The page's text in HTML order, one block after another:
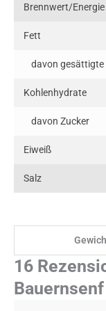
Brennwert/Energie
Fett
davon gesättigte
Kohlenhydrate
davon Zucker
Eiweiß
Salz
16
Bauernsenf